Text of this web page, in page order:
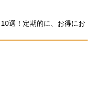
選！定期的に、お得にお